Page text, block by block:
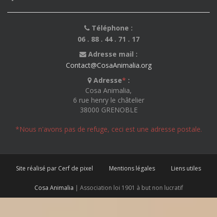
Téléphone :
06 . 88 . 44 . 71 . 17
Adresse mail :
Contact@CosaAnimalia.org
Adresse* :
Cosa Animalia,
6 rue henry le châtelier
38000 GRENOBLE
*Nous n'avons pas de refuge, ceci est une adresse postale.
Site réalisé par Cerf de pixel Mentions légales Liens utiles
Cosa Animalia | Association loi 1901 à but non lucratif